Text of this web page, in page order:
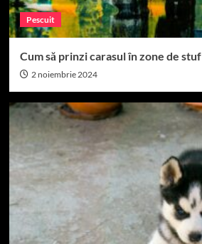
Pescuit
Cum să prinzi carasul în zone de stuf
2 noiembrie 2024